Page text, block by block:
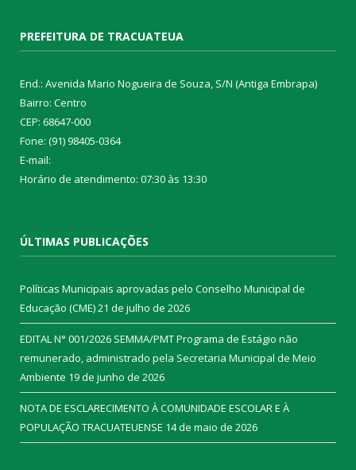
PREFEITURA DE TRACUATEUA
End.: Avenida Mario Nogueira de Souza, S/N (Antiga Embrapa)
Bairro: Centro
CEP: 68647-000
Fone: (91) 98405-0364
E-mail:
Horário de atendimento: 07:30 às 13:30
ÚLTIMAS PUBLICAÇÕES
Políticas Municipais aprovadas pelo Conselho Municipal de
Educação (CME)21 de julho de 2026
EDITAL N° 001/2026 SEMMA/PMT Programa de Estágio não
remunerado, administrado pela Secretaria Municipal de Meio
Ambiente 19 de junho de 2026
NOTA DE ESCLARECIMENTO À COMUNIDADE ESCOLAR E À
POPULAÇÃO TRACUATEUENSE 14 de maio de 2026